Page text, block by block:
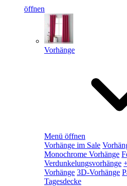
öffnen
Vorhänge
Menü öffnen
Vorhänge im Sale
Monochrome Vorhänge
Verdunkelungsvorhänge
Vorhänge 3D-Vorhänge
Tagesdecke